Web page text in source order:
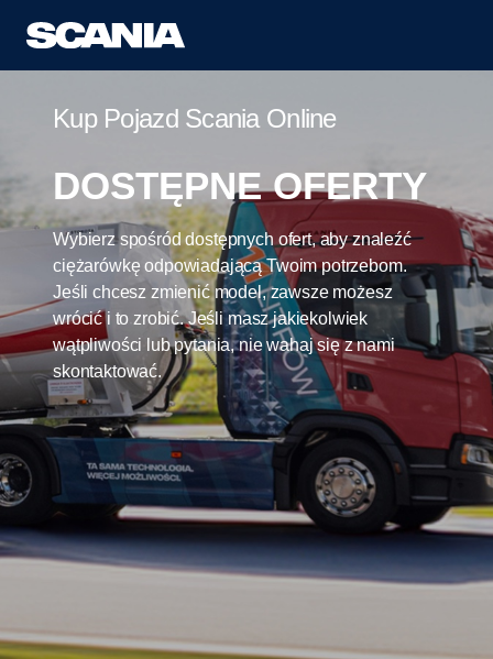
Kup Pojazd Scania Online
DOSTĘPNE OFERTY
Wybierz spośród dostępnych ofert, aby znaleźć
ciężarówkę odpowiadającą Twoim potrzebom.
Jeśli chcesz zmienić model, zawsze możesz
wrócić i to zrobić. Jeśli masz jakiekolwiek
wątpliwości lub pytania, nie wahaj się z nami
skontaktować.